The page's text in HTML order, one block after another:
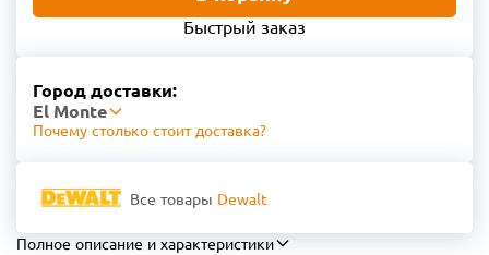
Быстрый заказ
Город доставки:
El Monte
Почему столько стоит доставка?
Все товары Dewalt
Полное описание и характеристики